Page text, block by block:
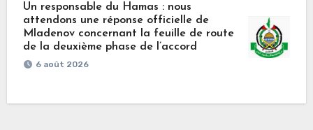
Un responsable du Hamas : nous
attendons une réponse officielle de
Mladenov concernant la feuille de route
de la deuxième phase de l’accord
6 août 2026